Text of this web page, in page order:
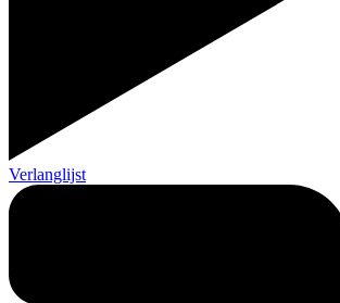
Verlanglijst